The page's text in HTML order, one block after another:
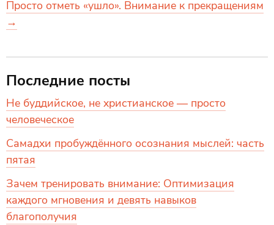
Просто отметь «ушло». Внимание к прекращениям
→
Последние посты
Не буддийское, не христианское — просто
человеческое
Самадхи пробуждённого осознания мыслей: часть
пятая
Зачем тренировать внимание: Оптимизация
каждого мгновения и девять навыков
благополучия